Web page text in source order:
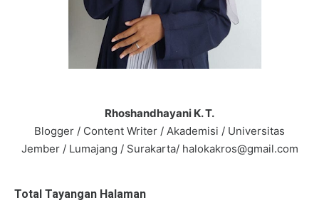
Rhoshandhayani K. T.
Blogger / Content Writer / Akademisi / Universitas
Jember / Lumajang / Surakarta/ halokakros@gmail.com
Total Tayangan Halaman